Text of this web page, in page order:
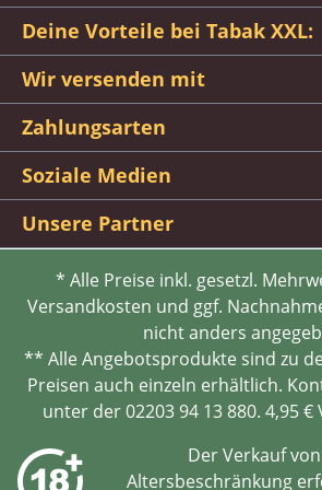
Deine Vorteile bei Tabak XXL:
Wir versenden mit
Zahlungsarten
Soziale Medien
Unsere Partner
* Alle Preise inkl. gesetzl.
Versandkosten und ggf.
nicht anders
** Alle Angebotsprodukte sind zu
Preisen auch einzeln erhältlich.
unter der 02203 94 13 880. 4,95
Der Verkauf
Altersbeschränkung